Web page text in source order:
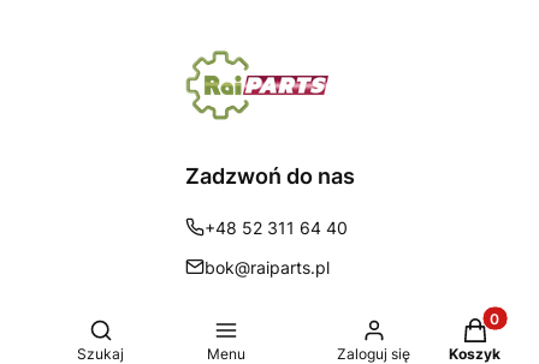
Zadzwoń do nas
+48 52 311 64 40
bok@raiparts.pl
Otwórz wyszukiwarkę
Szukaj Menu Zaloguj się Koszyk